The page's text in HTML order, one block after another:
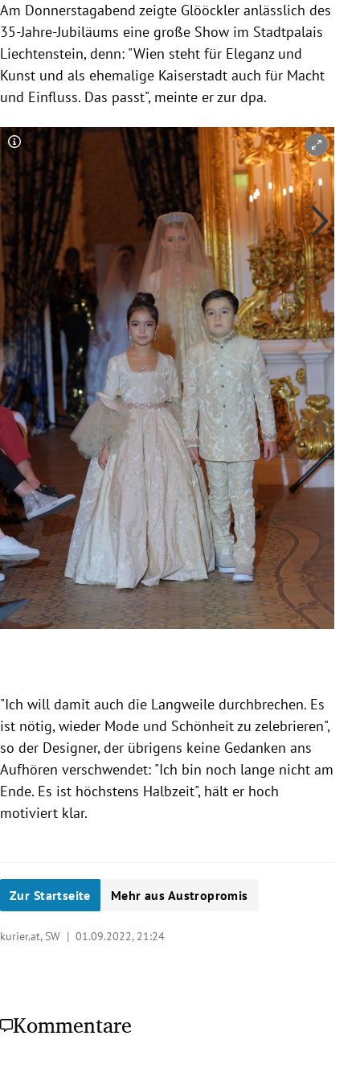
Am Donnerstagabend zeigte Glööckler anlässlich des
35-Jahre-Jubiläums eine große Show im Stadtpalais
Liechtenstein, denn: "Wien steht für Eleganz und
Kunst und als ehemalige Kaiserstadt auch für Macht
und Einfluss. Das passt", meinte er zur dpa.
Copyright-Hinweis öffnen/schließen
"Ich will damit auch die Langweile durchbrechen. Es
ist nötig, wieder Mode und Schönheit zu zelebrieren",
so der Designer, der übrigens keine Gedanken ans
Aufhören verschwendet: "Ich bin noch lange nicht am
Ende. Es ist höchstens Halbzeit", hält er hoch
motiviert klar.
Zur Startseite Mehr aus Austropromis
kurier.at, SW | 01.09.2022, 21:24
Kommentare